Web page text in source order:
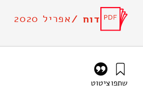
דוח /אפריל 2020
שתפוציטוט